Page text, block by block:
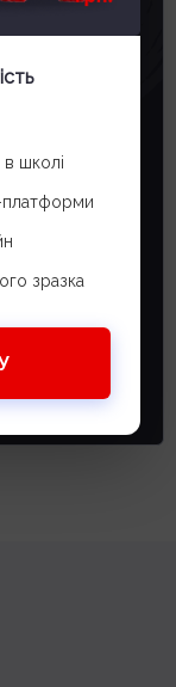
в школі
платформи
зразка
ви
це